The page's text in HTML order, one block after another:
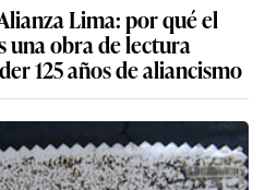
Lima: por qué el
una obra de lectura
125 años de aliancismo